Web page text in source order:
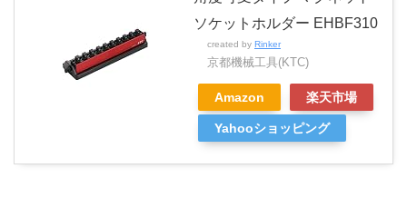
ソケットホルダー EHBF310
created by Rinker
京都機械工具(KTC)
Amazon 楽天市場
Yahooショッピング